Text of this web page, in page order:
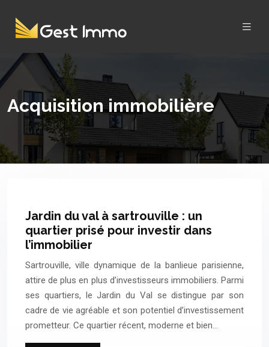
Acquisition immobilière
Jardin du val à sartrouville : un
quartier prisé pour investir dans
l’immobilier
Sartrouville, ville dynamique de la banlieue parisienne,
attire de plus en plus d’investisseurs immobiliers. Parmi
ses quartiers, le Jardin du Val se distingue par son
cadre de vie agréable et son potentiel d’investissement
prometteur. Ce quartier récent, moderne et bien…